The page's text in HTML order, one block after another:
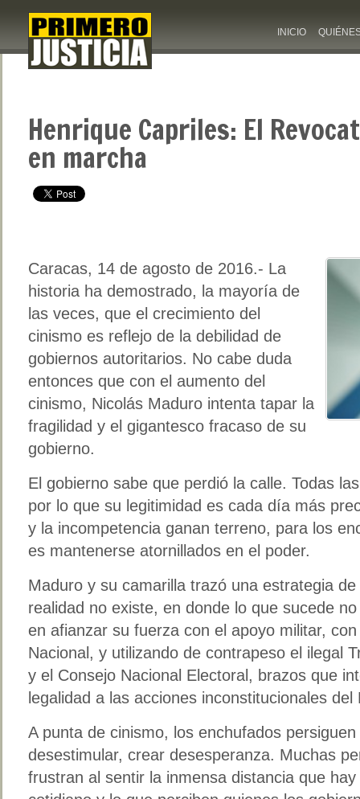
INICIO
Henrique Capriles: El
en marcha
Caracas, 14 de agosto de 2016.- La
historia ha demostrado, la mayoría de
las veces, que el crecimiento del
cinismo es reflejo de la debilidad de
gobiernos autoritarios. No cabe duda
entonces que con el aumento del
cinismo, Nicolás Maduro intenta tapar la
fragilidad y el gigantesco fracaso de su
gobierno.
El gobierno sabe que perdió la calle. Todas
por lo que su legitimidad es cada día más
y la incompetencia ganan terreno, para los
es mantenerse atornillados en el poder.
Maduro y su camarilla trazó una estrategia
realidad no existe, en donde lo que sucede
en afianzar su fuerza con el apoyo militar,
Nacional, y utilizando de contrapeso el ilegal
y el Consejo Nacional Electoral, brazos que
legalidad a las acciones inconstitucionales del
A punta de cinismo, los enchufados
desestimular, crear desesperanza. Muchas
frustran al sentir la inmensa distancia que